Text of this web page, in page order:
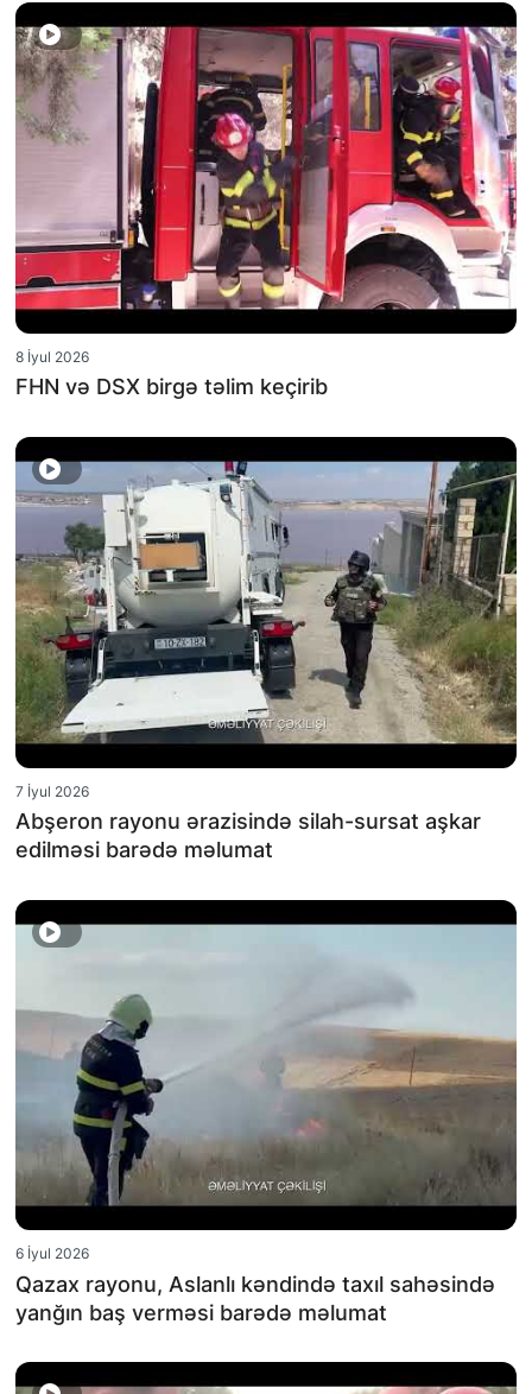
8 İyul 2026
FHN və DSX birgə təlim keçirib
7 İyul 2026
Abşeron rayonu ərazisində silah-sursat aşkar
edilməsi barədə məlumat
6 İyul 2026
Qazax rayonu, Aslanlı kəndində taxıl sahəsində
yanğın baş verməsi barədə məlumat